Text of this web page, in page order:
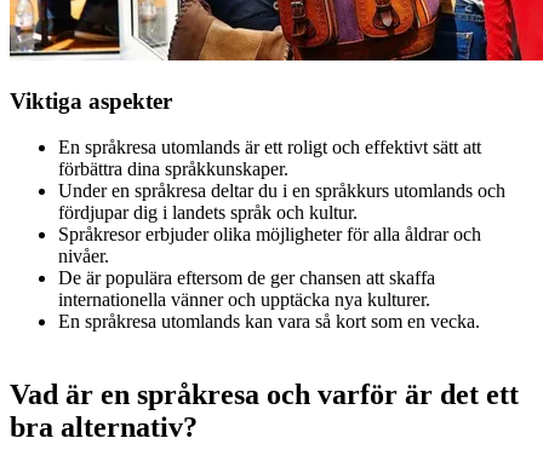
Viktiga aspekter
En språkresa utomlands är ett roligt och effektivt sätt att
förbättra dina språkkunskaper.
Under en språkresa deltar du i en språkkurs utomlands och
fördjupar dig i landets språk och kultur.
Språkresor erbjuder olika möjligheter för alla åldrar och
nivåer.
De är populära eftersom de ger chansen att skaffa
internationella vänner och upptäcka nya kulturer.
En språkresa utomlands kan vara så kort som en vecka.
Vad är en språkresa och varför är det ett
bra alternativ?